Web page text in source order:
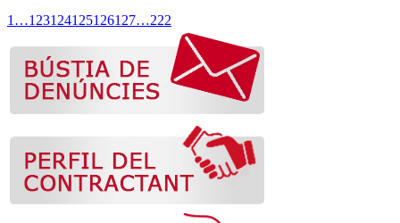
1 …123124125126127…222